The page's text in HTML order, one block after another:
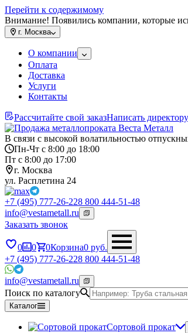
Перейти к содержимому
Внимание! Появились компании, которые
г. Москва
О компании
Оплата
Доставка
Услуги
Контакты
Рассчитайте свой заказНаписать директору
В связи с высокой волатильностью
Пн-Чт с 8:00 до 18:00
Пт с 8:00 до 17:00
г. Москва
ул. Расплетина 24
+7 (495) 777-26-228 800 444-51-48
info@vestametall.ru
Заказать звонок
0 0 0Корзина0 руб.
+7 (495) 777-26-228 800 444-51-48
info@vestametall.ru
Поиск по каталогу
Каталог
Сортовой прокат